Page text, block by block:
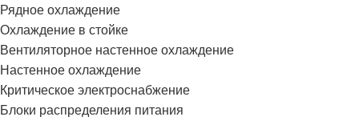
Рядное охлаждение
Охлаждение в стойке
Вентиляторное настенное охлаждение
Настенное охлаждение
Критическое электроснабжение
Блоки распределения питания